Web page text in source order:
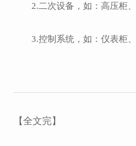
2.二次设备，如：高压柜
3.控制系统，如：仪表柜
【全文完】